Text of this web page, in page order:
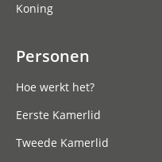
Koning
Personen
Hoe werkt het?
Eerste Kamerlid
Tweede Kamerlid